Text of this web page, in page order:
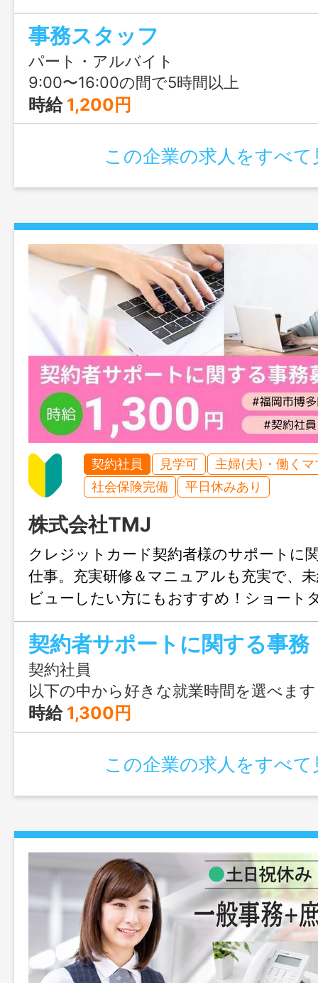
働けますよ。ExcelやWordへの基本入力
ので、ブランクがある方や事務未経験の
事務スタッフ
パート・アルバイト
9:00〜16:00の間で5時間以上
時給 1,200円
この企業の求人をすべて
契約社員 見学可
主婦(夫)・働くマ
社会保険完備
平日休みあり
株式会社TMJ
クレジットカード契約者様のサポートに
仕事。充実研修＆マニュアルも充実で、
ビューしたい方にもおすすめ！ショート
り、家庭や子育てとの両立もしやすい環
のみも大歓迎、まずはじょぶる福岡まで
ください。
契約者サポートに関する事務
契約社員
以下の中から好きな就業時間を選べます 【フルタイム】週4日以上 09:00-17:30（休憩60分） 【ショートタイム】週3日以上 ①09:00～14:00（休憩なし） ②10:00～14:00（休憩なし） ③10:00～15:00 （休憩なし）
時給 1,300円
この企業の求人をすべて